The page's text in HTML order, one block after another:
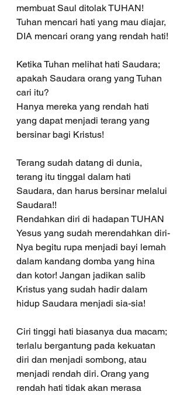
membuat Saul ditolak TUHAN!
Tuhan mencari hati yang mau diajar,
DIA mencari orang yang rendah hati!
Ketika Tuhan melihat hati Saudara;
apakah Saudara orang yang Tuhan
cari itu?
Hanya mereka yang rendah hati
yang dapat menjadi terang yang
bersinar bagi Kristus!
Terang sudah datang di dunia,
terang itu tinggal dalam hati
Saudara, dan harus bersinar melalui
Saudara!!
Rendahkan diri di hadapan TUHAN
Yesus yang sudah merendahkan diri-
Nya begitu rupa menjadi bayi lemah
dalam kandang domba yang hina
dan kotor! Jangan jadikan salib
Kristus yang sudah hadir dalam
hidup Saudara menjadi sia-sia!
Ciri tinggi hati biasanya dua macam;
terlalu bergantung pada kekuatan
diri dan menjadi sombong, atau
menjadi rendah diri. Orang yang
rendah hati tidak akan merasa